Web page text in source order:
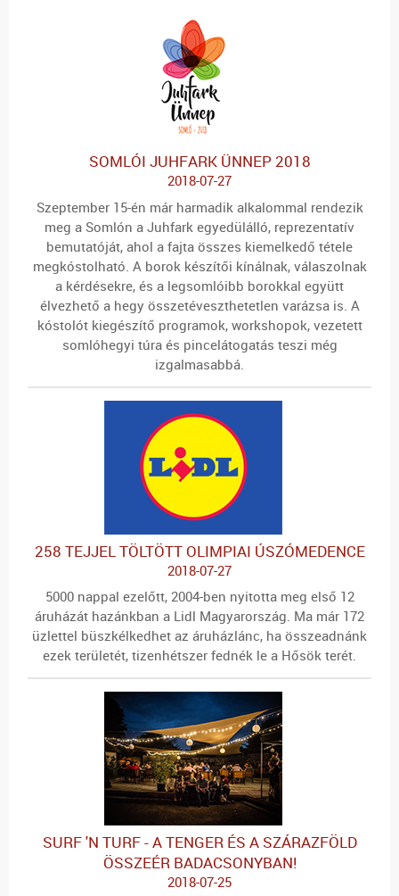
SOMLÓI JUHFARK ÜNNEP 2018
2018-07-27
Szeptember 15-én már harmadik alkalommal rendezik
meg a Somlón a Juhfark egyedülálló, reprezentatív
bemutatóját, ahol a fajta összes kiemelkedő tétele
megkóstolható. A borok készítői kínálnak, válaszolnak
a kérdésekre, és a legsomlóibb borokkal együtt
élvezhető a hegy összetéveszthetetlen varázsa is. A
kóstolót kiegészítő programok, workshopok, vezetett
somlóhegyi túra és pincelátogatás teszi még
izgalmasabbá.
258 TEJJEL TÖLTÖTT OLIMPIAI ÚSZÓMEDENCE
2018-07-27
5000 nappal ezelőtt, 2004-ben nyitotta meg első 12
áruházát hazánkban a Lidl Magyarország. Ma már 172
üzlettel büszkélkedhet az áruházlánc, ha összeadnánk
ezek területét, tizenhétszer fednék le a Hősök terét.
SURF 'N TURF - A TENGER ÉS A SZÁRAZFÖLD
ÖSSZEÉR BADACSONYBAN!
2018-07-25